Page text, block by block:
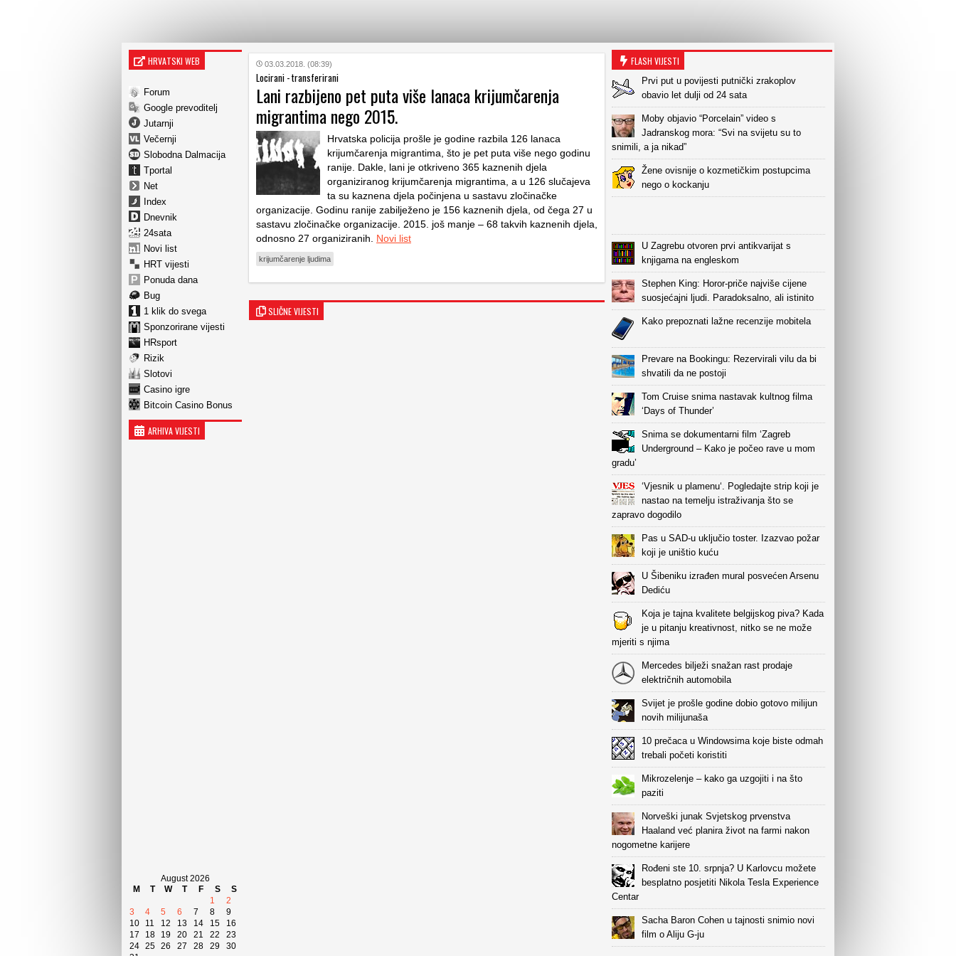
HRVATSKI WEB
Forum
Google prevoditelj
Jutarnji
Večernji
Slobodna Dalmacija
Tportal
Net
Index
Dnevnik
24sata
Novi list
HRT vijesti
Ponuda dana
Bug
1 klik do svega
Sponzorirane vijesti
HRsport
Rizik
Slotovi
Casino igre
Bitcoin Casino Bonus
ARHIVA VIJESTI
August 2026
M
T W T F S
S
1
2
3
4 5 6 7 8
9
10
11 12 13 14 15
16
17
18 19 20 21 22
23
24 25 26 27 28 29
30
03.03.2018. (08:39)
Locirani - transferirani
Lani razbijeno pet puta više lanaca krijumčarenja
migrantima nego 2015.
Hrvatska policija prošle je godine razbila 126 lanaca
krijumčarenja migrantima, što je pet puta više nego godinu
ranije. Dakle, lani je otkriveno 365 kaznenih djela
organiziranog krijumčarenja migrantima, a u 126 slučajeva
ta su kaznena djela počinjena u sastavu zločinačke
organizacije. Godinu ranije zabilježeno je 156 kaznenih djela, od čega 27 u
sastavu zločinačke organizacije. 2015. još manje – 68 takvih kaznenih djela,
odnosno 27 organiziranih. Novi list
krijumčarenje ljudima
SLIČNE VIJESTI
FLASH VIJESTI
Prvi put u povijesti putnički zrakoplov
obavio let dulji od 24 sata
Moby objavio “Porcelain” video s
Jadranskog mora: “Svi na svijetu su to
snimili, a ja nikad”
Žene ovisnije o kozmetičkim postupcima
nego o kockanju
U Zagrebu otvoren prvi antikvarijat s
knjigama na engleskom
Stephen King: Horor-priče najviše cijene
suosjećajni ljudi. Paradoksalno, ali istinito
Kako prepoznati lažne recenzije mobitela
Prevare na Bookingu: Rezervirali vilu da bi
shvatili da ne postoji
Tom Cruise snima nastavak kultnog filma
‘Days of Thunder’
Snima se dokumentarni film ‘Zagreb
Underground – Kako je počeo rave u mom
gradu’
‘Vjesnik u plamenu‘. Pogledajte strip koji je
nastao na temelju istraživanja što se
zapravo dogodilo
Pas u SAD-u uključio toster. Izazvao požar
koji je uništio kuću
U Šibeniku izrađen mural posvećen Arsenu
Dediću
Koja je tajna kvalitete belgijskog piva? Kada
je u pitanju kreativnost, nitko se ne može
mjeriti s njima
Mercedes bilježi snažan rast prodaje
električnih automobila
Svijet je prošle godine dobio gotovo milijun
novih milijunaša
10 prečaca u Windowsima koje biste odmah
trebali početi koristiti
Mikrozelenje – kako ga uzgojiti i na što
paziti
Norveški junak Svjetskog prvenstva
Haaland već planira život na farmi nakon
nogometne karijere
Rođeni ste 10. srpnja? U Karlovcu možete
besplatno posjetiti Nikola Tesla Experience
Centar
Sacha Baron Cohen u tajnosti snimio novi
film o Aliju G-ju